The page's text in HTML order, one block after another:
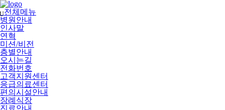
메
뉴
건
너
뛰
기
전체메뉴
병원안내
인사말
연혁
미션/비전
층별안내
오시는길
전화번호
고객지원센터
응급의료센터
편의시설안내
장례식장
진료안내